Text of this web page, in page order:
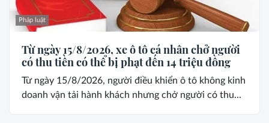
Pháp luật
Từ ngày 15/8/2026, xe ô tô cá nhân chở người
có thu tiền có thể bị phạt đến 14 triệu đồng
Từ ngày 15/8/2026, người điều khiển ô tô không kinh
doanh vận tải hành khách nhưng chở người có thu...